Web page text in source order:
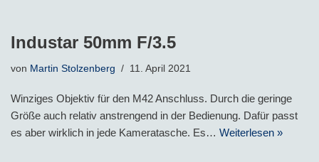
Industar 50mm F/3.5
von Martin Stolzenberg 11. April 2021
Winziges Objektiv für den M42 Anschluss. Durch die geringe
Größe auch relativ anstrengend in der Bedienung. Dafür passt
es aber wirklich in jede Kameratasche. Es… Weiterlesen »